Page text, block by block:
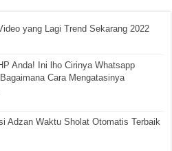
yang Lagi Trend Sekarang 2022
Anda! Ini lho Cirinya Whatsapp
Cara Mengatasinya
Adzan Waktu Sholat Otomatis Terbaik